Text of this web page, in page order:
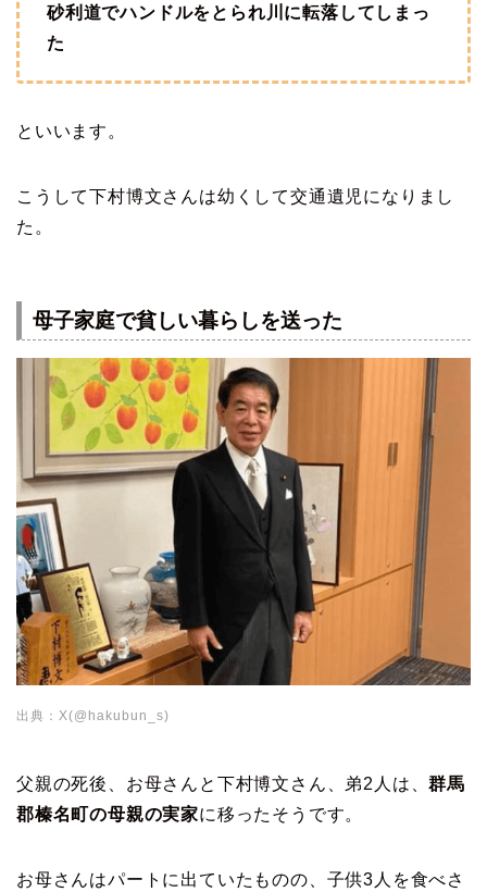
砂利道でハンドルをとられ川に転落してしまっ
た
といいます。
こうして下村博文さんは幼くして交通遺児になりまし
た。
母子家庭で貧しい暮らしを送った
出典：X(@hakubun_s)
父親の死後、お母さんと下村博文さん、弟2人は、群馬
郡榛名町の母親の実家に移ったそうです。
お母さんはパートに出ていたものの、子供3人を食べさ